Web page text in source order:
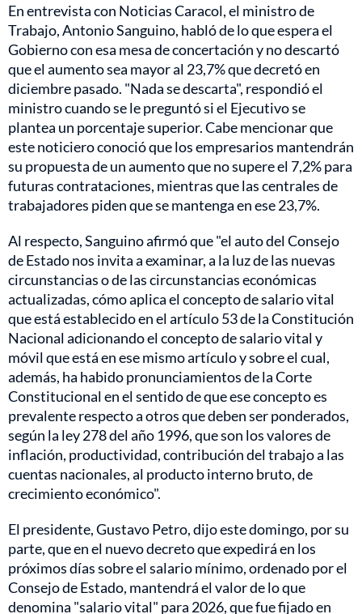
En entrevista con Noticias Caracol, el ministro de
Trabajo, Antonio Sanguino, habló de lo que espera el
Gobierno con esa mesa de concertación y no descartó
que el aumento sea mayor al 23,7% que decretó en
diciembre pasado. "Nada se descarta", respondió el
ministro cuando se le preguntó si el Ejecutivo se
plantea un porcentaje superior. Cabe mencionar que
este noticiero conoció que los empresarios mantendrán
su propuesta de un aumento que no supere el 7,2% para
futuras contrataciones, mientras que las centrales de
trabajadores piden que se mantenga en ese 23,7%.
Al respecto, Sanguino afirmó que "el auto del Consejo
de Estado nos invita a examinar, a la luz de las nuevas
circunstancias o de las circunstancias económicas
actualizadas, cómo aplica el concepto de salario vital
que está establecido en el artículo 53 de la Constitución
Nacional adicionando el concepto de salario vital y
móvil que está en ese mismo artículo y sobre el cual,
además, ha habido pronunciamientos de la Corte
Constitucional en el sentido de que ese concepto es
prevalente respecto a otros que deben ser ponderados,
según la ley 278 del año 1996, que son los valores de
inflación, productividad, contribución del trabajo a las
cuentas nacionales, al producto interno bruto, de
crecimiento económico".
El presidente, Gustavo Petro, dijo este domingo, por su
parte, que en el nuevo decreto que expedirá en los
próximos días sobre el salario mínimo, ordenado por el
Consejo de Estado, mantendrá el valor de lo que
denomina "salario vital" para 2026, que fue fijado en